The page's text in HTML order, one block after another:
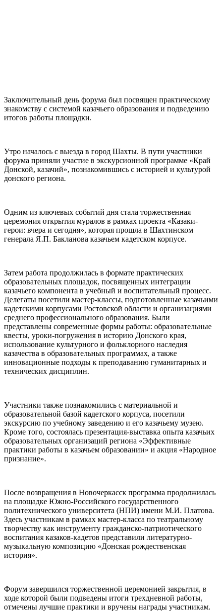
Заключительный день форума был посвящен практическому
знакомству с системой казачьего образования и подведению
итогов работы площадки.
Утро началось с выезда в город Шахты. В пути участники
форума приняли участие в экскурсионной программе «Край
Донской, казачий», познакомившись с историей и культурой
донского региона.
Одним из ключевых событий дня стала торжественная
церемония открытия муралов в рамках проекта «Казаки-
герои: вчера и сегодня», которая прошла в Шахтинском
генерала Я.П. Бакланова казачьем кадетском корпусе.
Затем работа продолжилась в формате практических
образовательных площадок, посвященных интеграции
казачьего компонента в учебный и воспитательный процесс.
Делегаты посетили мастер-классы, подготовленные казачьими
кадетскими корпусами Ростовской области и организациями
среднего профессионального образования. Были
представлены современные формы работы: образовательные
квесты, уроки-погружения в историю Донского края,
использование культурного и фольклорного наследия
казачества в образовательных программах, а также
инновационные подходы к преподаванию гуманитарных и
технических дисциплин.
Участники также познакомились с материальной и
образовательной базой кадетского корпуса, посетили
экскурсию по учебному заведению и его казачьему музею.
Кроме того, состоялась презентация-выставка опыта казачьих
образовательных организаций региона «Эффективные
практики работы в казачьем образовании» и акция «Народное
признание».
После возвращения в Новочеркасск программа продолжилась
на площадке Южно‑Российского государственного
политехнического университета (НПИ) имени М.И. Платова.
Здесь участникам в рамках мастер-класса по театральному
творчеству как инструменту гражданско-патриотического
воспитания казаков-кадетов представили литературно-
музыкальную композицию «Донская рождественская
история».
Форум завершился торжественной церемонией закрытия, в
ходе которой были подведены итоги трехдневной работы,
отмечены лучшие практики и вручены награды участникам.